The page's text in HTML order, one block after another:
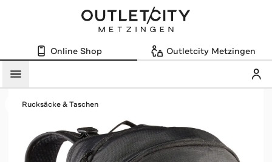
Online Shop Outletcity Metzingen
Menü
Rucksäcke & Taschen